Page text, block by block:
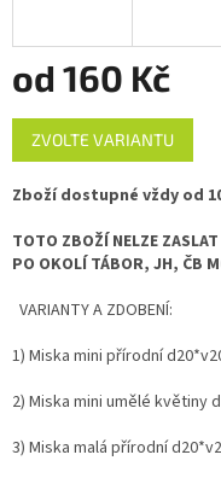
od 160 Kč
Měrná
cena:
ZVOLTE VARIANTU
Zboží dostupné vždy od
TOTO ZBOŽÍ NELZE
PO OKOLÍ TÁBOR, JH, ČB
VARIANTY A ZDOBENÍ:
1) Miska mini přírodní
2) Miska mini umělé květiny
3) Miska malá přírodní